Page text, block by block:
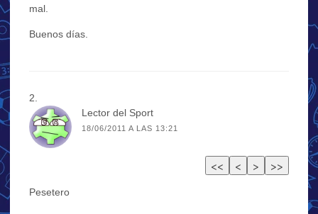
mal.
Buenos días.
Lector del Sport
18/06/2011 A LAS 13:21
Pesetero